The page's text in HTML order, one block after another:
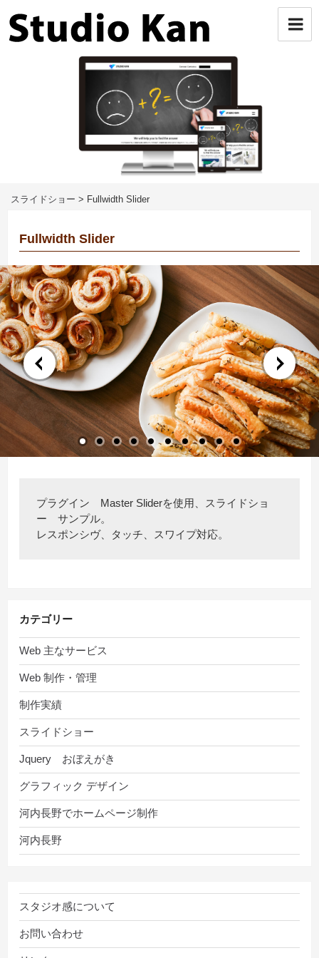
ン
テ
スライドショー > Fullwidth Slider
Fullwidth Slider
プラグイン Master Sliderを使用、スライドショ
ー サンプル。
レスポンシヴ、タッチ、スワイプ対応。
カテゴリー
Web 主なサービス
Web 制作・管理
制作実績
スライドショー
Jquery おぼえがき
グラフィック デザイン
河内長野でホームページ制作
河内長野
スタジオ感について
お問い合わせ